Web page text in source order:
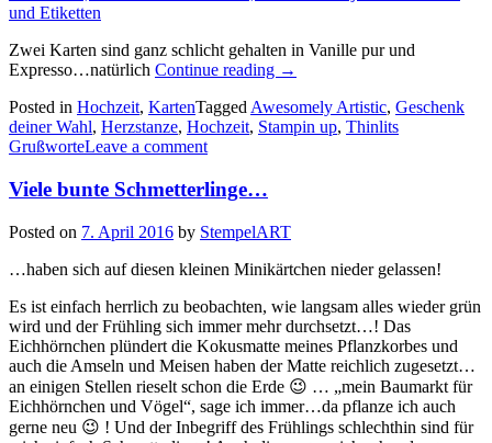
Zwei Karten sind ganz schlicht gehalten in Vanille pur und
Expresso…natürlich Continue reading „Hurra!
Ihr
habt
→
Posted in Hochzeit, KartenTagged Awesomely Artistic, Geschenk
deiner Wahl, Herzstanze, Hochzeit, Stampin up, Thinlits
GrußworteLeave a comment
Viele bunte Schmetterlinge…
Posted on 7. April 2016 by StempelART
…haben sich auf diesen kleinen Minikärtchen nieder gelassen!
Es ist einfach herrlich zu beobachten, wie langsam alles wieder grün
wird und der Frühling sich immer mehr durchsetzt…! Das
Eichhörnchen plündert die Kokusmatte meines Pflanzkorbes und
auch die Amseln und Meisen haben der Matte reichlich zugesetzt…
an einigen Stellen rieselt schon die Erde 😉 … „mein Baumarkt für
Eichhörnchen und Vögel“, sage ich immer…da pflanze ich auch
gerne neu 😉 ! Und der Inbegriff des Frühlings schlechthin sind für